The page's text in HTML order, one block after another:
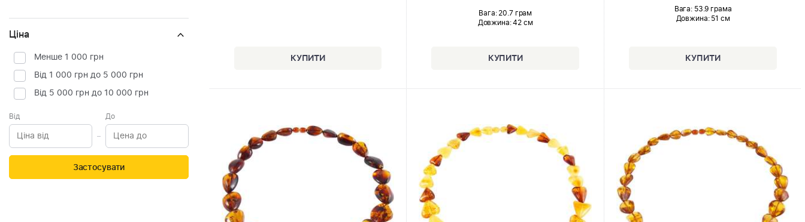
Ціна
Менше 1 000 грн
Від 1 000 грн до 5 000 грн
Від 5 000 грн до 10 000 грн
Від До
Застосувати
Вага: 20.7 грам
Довжина:42 см
Вага: 53.9 грама
Довжина:51 см